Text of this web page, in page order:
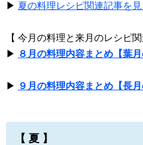
▶ 夏の料理レシピ関連記事を見
【 今月の料理と来月のレシピ関
▶ ８月の料理内容まとめ【葉月
▶ ９月の料理内容まとめ【長月
【 夏 】